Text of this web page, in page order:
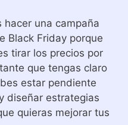
hacer una campaña
Black Friday porque
tirar los precios por
que tengas claro
estar pendiente
diseñar estrategias
quieras mejorar tus